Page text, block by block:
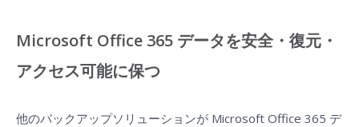
Microsoft Office 365 データを安全・復元・
アクセス可能に保つ
他のバックアップソリューションが Microsoft Office 365 デ